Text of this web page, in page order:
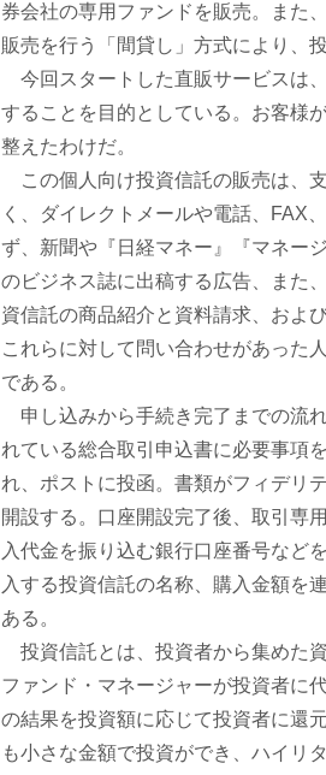
券会社の専用ファンドを販売。また
販売を行う「間貸し」方式により、
今回スタートした直販サービスは
することを目的としている。お客様
整えたわけだ。
この個人向け投資信託の販売は、
く、ダイレクトメールや電話、FAX
ず、新聞や『日経マネー』『マネー
のビジネス誌に出稿する広告、また
資信託の商品紹介と資料請求、およ
これらに対して問い合わせがあった
である。
申し込みから手続き完了までの流
れている総合取引申込書に必要事項
れ、ポストに投函。書類がフィデリ
開設する。口座開設完了後、取引専
入代金を振り込む銀行口座番号など
入する投資信託の名称、購入金額を
ある。
投資信託とは、投資者から集めた
ファンド・マネージャーが投資者に
の結果を投資額に応じて投資者に還
も小さな金額で投資ができ、ハイリ